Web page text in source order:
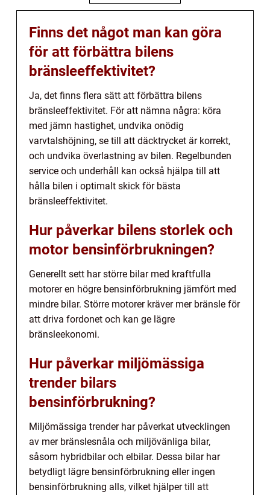
Finns det något man kan göra
för att förbättra bilens
bränsleeffektivitet?
Ja, det finns flera sätt att förbättra bilens
bränsleeffektivitet. För att nämna några: köra
med jämn hastighet, undvika onödig
varvtalshöjning, se till att däcktrycket är korrekt,
och undvika överlastning av bilen. Regelbunden
service och underhåll kan också hjälpa till att
hålla bilen i optimalt skick för bästa
bränsleeffektivitet.
Hur påverkar bilens storlek och
motor bensinförbrukningen?
Generellt sett har större bilar med kraftfulla
motorer en högre bensinförbrukning jämfört med
mindre bilar. Större motorer kräver mer bränsle för
att driva fordonet och kan ge lägre
bränsleekonomi.
Hur påverkar miljömässiga
trender bilars
bensinförbrukning?
Miljömässiga trender har påverkat utvecklingen
av mer bränslesnåla och miljövänliga bilar,
såsom hybridbilar och elbilar. Dessa bilar har
betydligt lägre bensinförbrukning eller ingen
bensinförbrukning alls, vilket hjälper till att